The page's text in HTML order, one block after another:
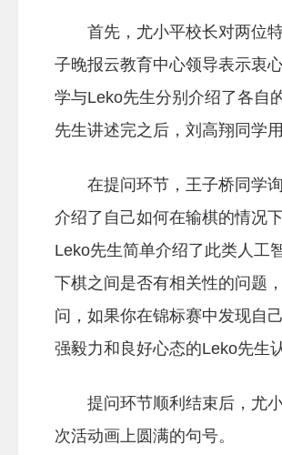
首先，尤小平校长对两位
子晚报云教育中心领导表示衷
学与Leko先生分别介绍了各自
先生讲述完之后，刘高翔同学
在提问环节，王子桥同学
介绍了自己如何在输棋的情况
Leko先生简单介绍了此类人工
下棋之间是否有相关性的问题
问，如果你在锦标赛中发现自
强毅力和良好心态的Leko先生
提问环节顺利结束后，尤
次活动画上圆满的句号。